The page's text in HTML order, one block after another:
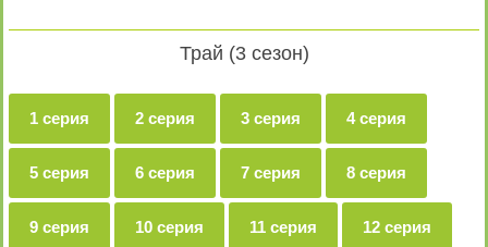
Трай (3 сезон)
1 серия 2 серия 3 серия 4 серия
5 серия 6 серия 7 серия 8 серия
9 серия 10 серия 11 серия 12 серия